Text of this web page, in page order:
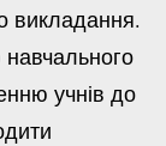
викладання.
навчального
учнів до